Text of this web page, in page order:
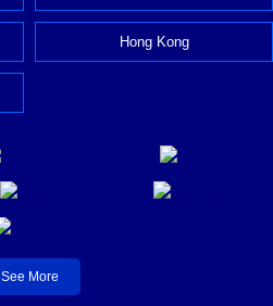
Hong Kong
See More